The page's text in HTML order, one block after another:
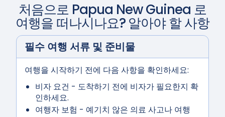
처음으로 Papua New Guinea 로
여행을 떠나시나요? 알아야 할 사항
필수 여행 서류 및 준비물
여행을 시작하기 전에 다음 사항을 확인하세요:
비자 요건 - 도착하기 전에 비자가 필요한지 확
인하세요.
여행자 보험 - 예기치 않은 의료 사고나 여행